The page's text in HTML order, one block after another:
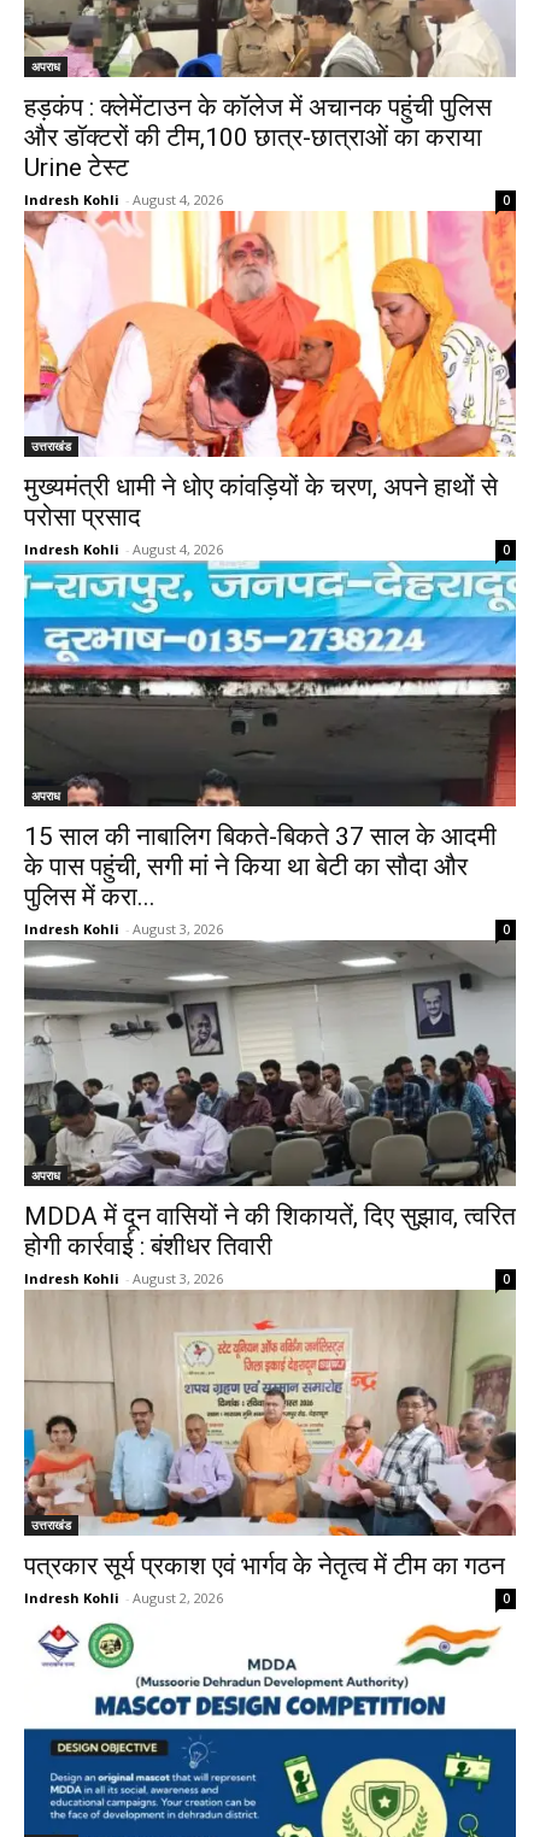
अपराध
हड़कंप : क्लेमेंटाउन के कॉलेज में अचानक पहुंची पुलिस
और डॉक्टरों की टीम,100 छात्र-छात्राओं का कराया
Urine टेस्ट
Indresh Kohli - August 4, 2026 0
उत्तराखंड
मुख्यमंत्री धामी ने धोए कांवड़ियों के चरण, अपने हाथों से
परोसा प्रसाद
Indresh Kohli - August 4, 2026 0
अपराध
15 साल की नाबालिग बिकते-बिकते 37 साल के आदमी
के पास पहुंची, सगी मां ने किया था बेटी का सौदा और
पुलिस में करा...
Indresh Kohli - August 3, 2026 0
अपराध
MDDA में दून वासियों ने की शिकायतें, दिए सुझाव, त्वरित
होगी कार्रवाई : बंशीधर तिवारी
Indresh Kohli - August 3, 2026 0
उत्तराखंड
पत्रकार सूर्य प्रकाश एवं भार्गव के नेतृत्व में टीम का गठन
Indresh Kohli - August 2, 2026 0